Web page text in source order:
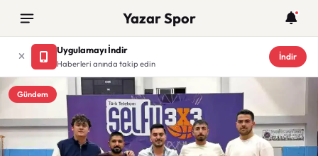
Yazar Spor
Uygulamayı İndir
Haberleri anında takip edin
İndir
Gündem